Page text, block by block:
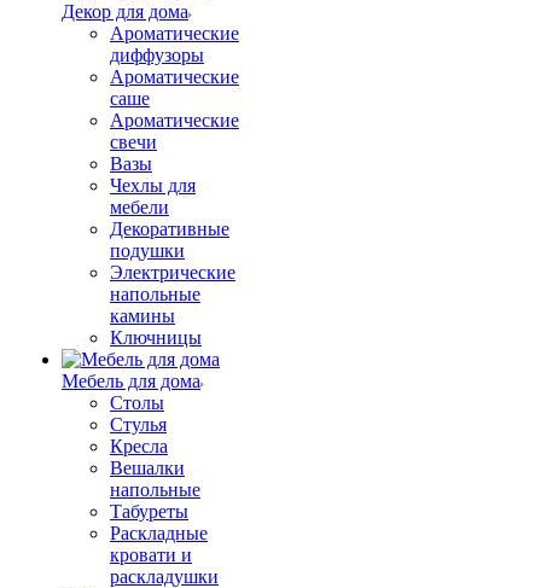
Декор для дома
Ароматические
диффузоры
Ароматические
саше
Ароматические
свечи
Вазы
Чехлы для
мебели
Декоративные
подушки
Электрические
напольные
камины
Ключницы
Мебель для дома
Столы
Стулья
Кресла
Вешалки
напольные
Табуреты
Раскладные
кровати и
раскладушки